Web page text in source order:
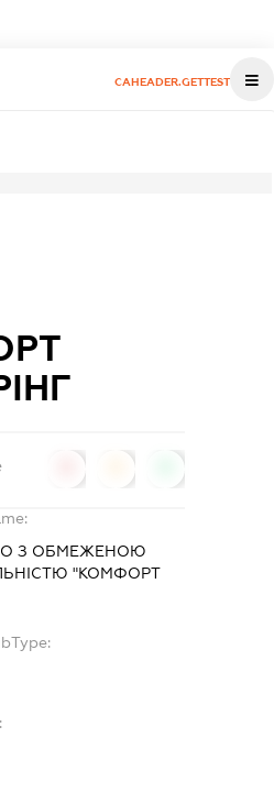
CAHEADER.GETTEST
З ОБМЕЖЕНОЮ
"КОМФОРТ